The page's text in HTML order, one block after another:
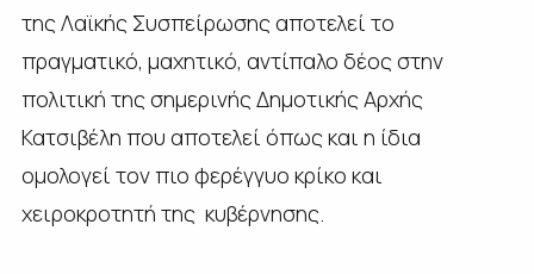
της Λαϊκής Συσπείρωσης αποτελεί το
πραγματικό, μαχητικό, αντίπαλο δέος στην
πολιτική της σημερινής Δημοτικής Αρχής
Κατσιβέλη που αποτελεί όπως και η ίδια
ομολογεί τον πιο φερέγγυο κρίκο και
χειροκροτητή της κυβέρνησης.